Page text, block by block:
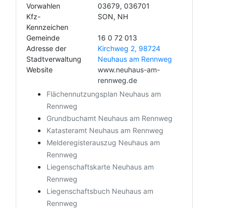
Vorwahlen
03679, 036701
Kfz-
Kennzeichen
SON, NH
Gemeinde
16 0 72 013
Adresse der
Stadtverwaltung
Kirchweg 2, 98724
Neuhaus am Rennweg
Website
www.neuhaus-am-
rennweg.de
Flächennutzungsplan Neuhaus am
Rennweg
Grundbuchamt Neuhaus am Rennweg
Katasteramt Neuhaus am Rennweg
Melderegisterauszug Neuhaus am
Rennweg
Liegenschaftskarte Neuhaus am
Rennweg
Liegenschaftsbuch Neuhaus am
Rennweg